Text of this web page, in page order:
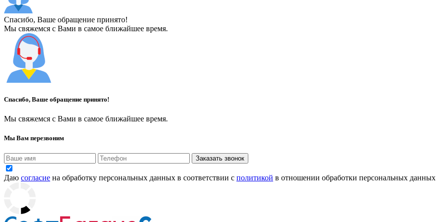
Спасибо, Ваше обращение принято!
Мы свяжемся с Вами в самое ближайшее время.
Спасибо, Ваше обращение принято!
Мы свяжемся с Вами в самое ближайшее время.
Мы Вам перезвоним
Заказать звонок
Даю согласие на обработку персональных данных в соответствии с политикой в отношении обработки персональных данных